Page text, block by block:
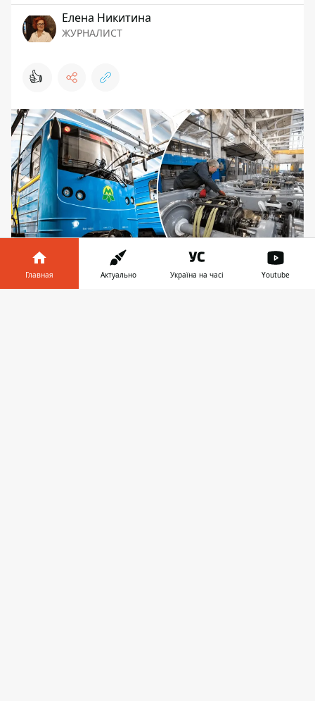
Елена Никитина
ЖУРНАЛИСТ
👍
Сколько потребуется кистей для покраски
Главная Актуально Україна на часі Youtube